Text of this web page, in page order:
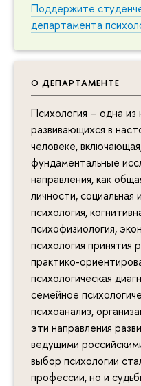
Поддержите
департамента
О ДЕПАРТАМЕНТЕ
Психология – одна
развивающихся в
человеке,
фундаментальные
направления, как
личности, социальная
психология,
психофизиология,
психология принятия
практико-
психологическая
семейное
психоанализ,
эти направления
ведущими
выбор психологии
профессии, но и